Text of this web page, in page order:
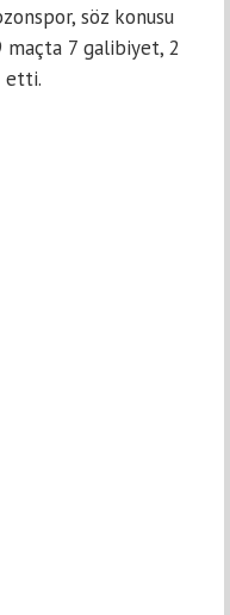
söz konusu
maçta 7 galibiyet, 2
etti.